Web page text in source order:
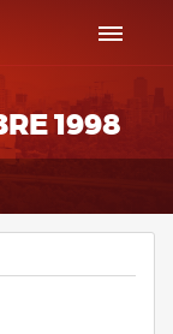
1998